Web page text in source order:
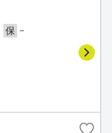
保 －